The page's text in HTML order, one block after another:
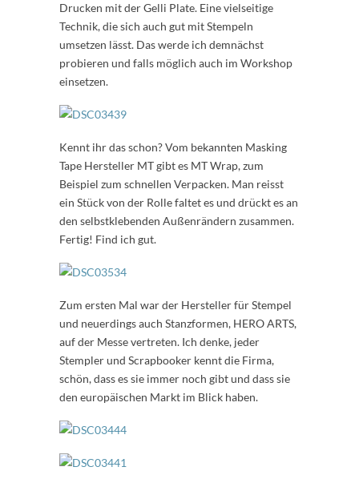
Drucken mit der Gelli Plate. Eine vielseitige
Technik, die sich auch gut mit Stempeln
umsetzen lässt. Das werde ich demnächst
probieren und falls möglich auch im Workshop
einsetzen.
Kennt ihr das schon? Vom bekannten Masking
Tape Hersteller MT gibt es MT Wrap, zum
Beispiel zum schnellen Verpacken. Man reisst
ein Stück von der Rolle faltet es und drückt es an
den selbstklebenden Außenrändern zusammen.
Fertig! Find ich gut.
Zum ersten Mal war der Hersteller für Stempel
und neuerdings auch Stanzformen, HERO ARTS,
auf der Messe vertreten. Ich denke, jeder
Stempler und Scrapbooker kennt die Firma,
schön, dass es sie immer noch gibt und dass sie
den europäischen Markt im Blick haben.